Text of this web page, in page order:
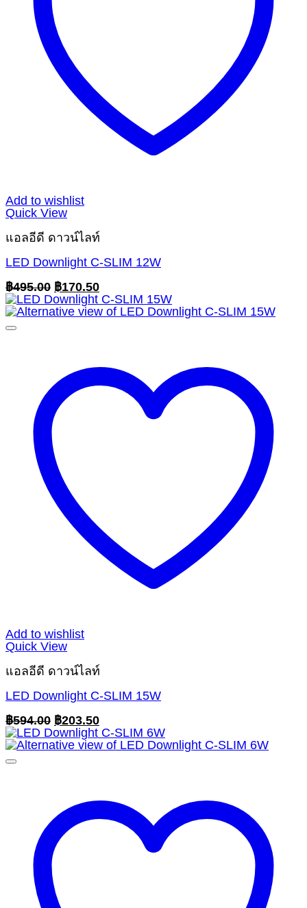
Add to wishlist
Quick View
แอลอีดี ดาวน์ไลท์
LED Downlight C-SLIM 12W
฿495.00 Original
price
was:
฿170.50Current
price
is:
Add to wishlist
Quick View
แอลอีดี ดาวน์ไลท์
LED Downlight C-SLIM 15W
฿594.00 Original
price
was:
฿203.50Current
price
is: